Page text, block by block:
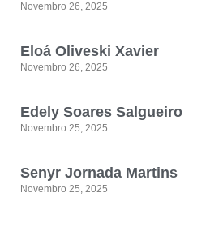
Novembro 26, 2025
Eloá Oliveski Xavier
Novembro 26, 2025
Edely Soares Salgueiro
Novembro 25, 2025
Senyr Jornada Martins
Novembro 25, 2025